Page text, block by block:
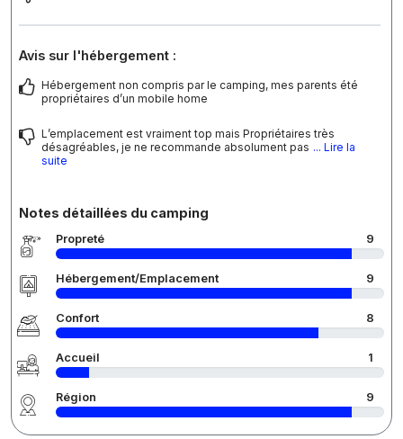
Avis sur l'hébergement :
Hébergement non compris par le camping, mes parents été
propriétaires d’un mobile home
L’emplacement est vraiment top mais Propriétaires très
désagréables, je ne recommande absolument pas ... Lire la
suite
Notes détaillées du camping
Propreté 9
Hébergement/Emplacement 9
Confort 8
Accueil 1
Région 9